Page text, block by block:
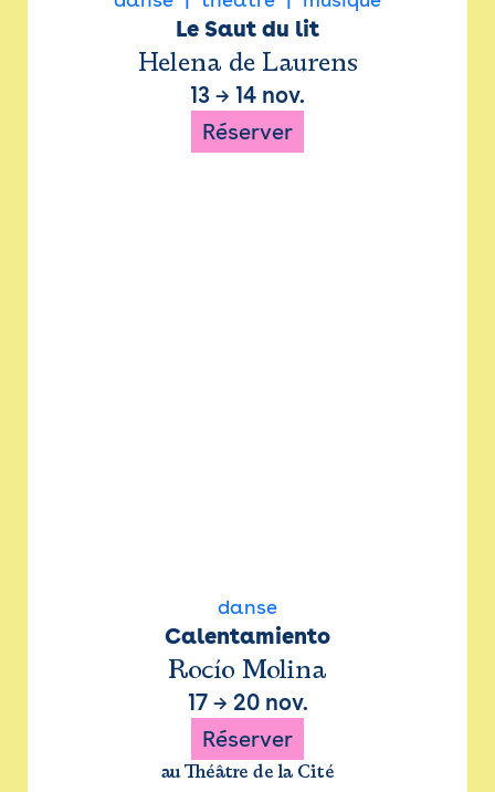
Le Saut du lit
Helena de Laurens
13 → 14 nov.
Réserver
danse
Calentamiento
Rocío Molina
17→ 20 nov.
Réserver
au Théâtre de la Cité